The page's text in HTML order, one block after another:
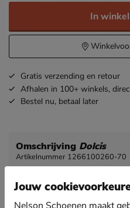
In
Gratis verzending en retour
Afhalen in 100+ winkels,
Bestel nu, betaal later
Omschrijving Dolcis
Artikelnummer 1266100260-70
Dolcis dames sandaal
Met de sandalen van
Jouw
Nelson Schoenen maakt